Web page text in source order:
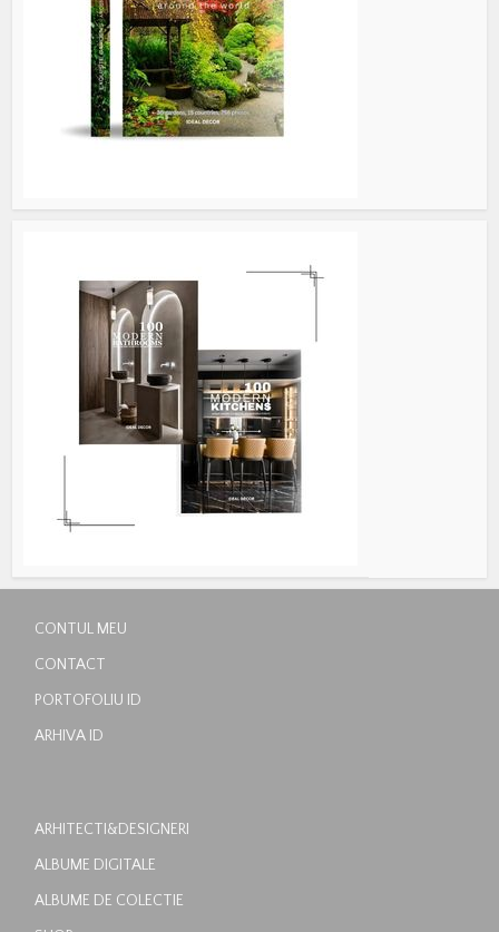
CONTUL MEU
CONTACT
PORTOFOLIU ID
ARHIVA ID
ARHITECTI&DESIGNERI
ALBUME DIGITALE
ALBUME DE COLECTIE